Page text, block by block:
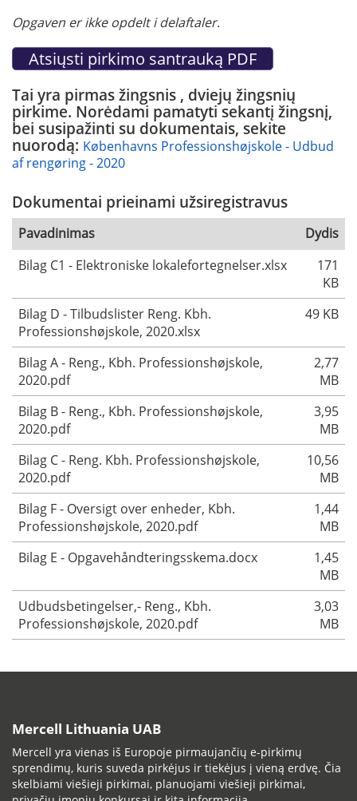
Opgaven er ikke opdelt i delaftaler.
Tai yra pirmas žingsnis , dviejų žingsnių
pirkime. Norėdami pamatyti sekantį žingsnį,
bei susipažinti su dokumentais, sekite
nuorodą: Københavns Professionshøjskole - Udbud
af rengøring - 2020
Dokumentai prieinami užsiregistravus
Pavadinimas
Dydis
Bilag C1 - Elektroniske lokalefortegnelser.xlsx
171
KB
Bilag D - Tilbudslister Reng. Kbh.
Professionshøjskole, 2020.xlsx
49 KB
Bilag A - Reng., Kbh. Professionshøjskole,
2020.pdf
2,77
MB
Bilag B - Reng., Kbh. Professionshøjskole,
2020.pdf
3,95
MB
Bilag C - Reng. Kbh. Professionshøjskole,
2020.pdf
10,56
MB
Bilag F - Oversigt over enheder, Kbh.
Professionshøjskole, 2020.pdf
1,44
MB
Bilag E - Opgavehåndteringsskema.docx
1,45
MB
Udbudsbetingelser,- Reng., Kbh.
Professionshøjskole, 2020.pdf
3,03
MB
Mercell Lithuania UAB
Mercell yra vienas iš Europoje pirmaujančių e-pirkimų
sprendimų, kuris suveda pirkėjus ir tiekėjus į vieną erdvę. Čia
skelbiami viešieji pirkimai, planuojami viešieji pirkimai,